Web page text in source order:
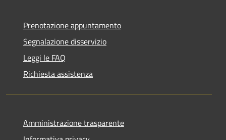
Prenotazione appuntamento
Segnalazione disservizio
Leggi le FAQ
Richiesta assistenza
Amministrazione trasparente